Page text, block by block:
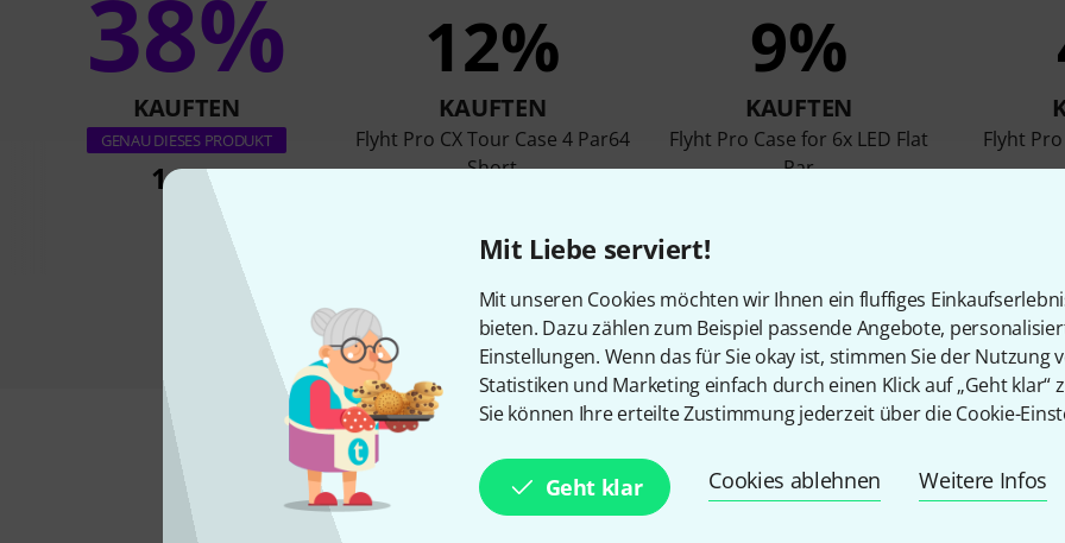
Mit Liebe serviert!
Mit unseren Cookies möchten wir Ihnen ein fluffiges
bieten. Dazu zählen zum Beispiel passende Angebote,
Einstellungen. Wenn das für Sie okay ist, stimmen Sie der Nutzung
Statistiken und Marketing einfach durch einen Klick auf „Geht klar“
Sie können Ihre erteilte Zustimmung jederzeit über die Cookie-
Geht klar Cookies ablehnen Weitere Infos
38%
KAUFTEN
GENAU DIESES PRODUKT
149 €
12%
KAUFTEN
Flyht Pro CX Tour Case 4 Par64
Short
9%
KAUFTEN
Flyht Pro Case for 6x LED Flat
Par
Flyht
Vergleichen
Zubehör & passende Artikel